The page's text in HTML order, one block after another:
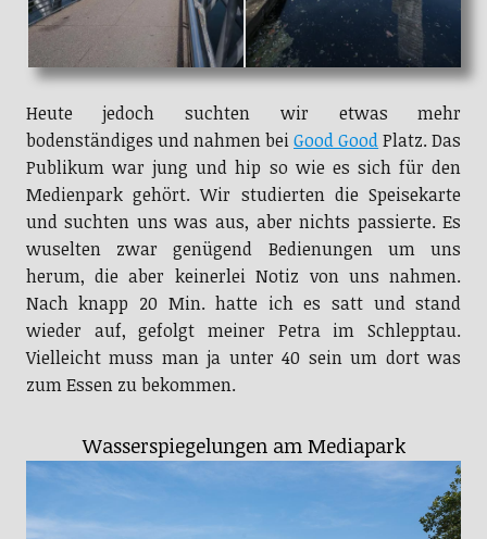
Heute jedoch suchten wir etwas mehr
bodenständiges und nahmen bei Good GoodPlatz. Das
Publikum war jung und hip so wie es sich für den
Medienpark gehört. Wir studierten die Speisekarte
und suchten uns was aus, aber nichts passierte. Es
wuselten zwar genügend Bedienungen um uns
herum, die aber keinerlei Notiz von uns nahmen.
Nach knapp 20 Min. hatte ich es satt und stand
wieder auf, gefolgt meiner Petra im Schlepptau.
Vielleicht muss man ja unter 40 sein um dort was